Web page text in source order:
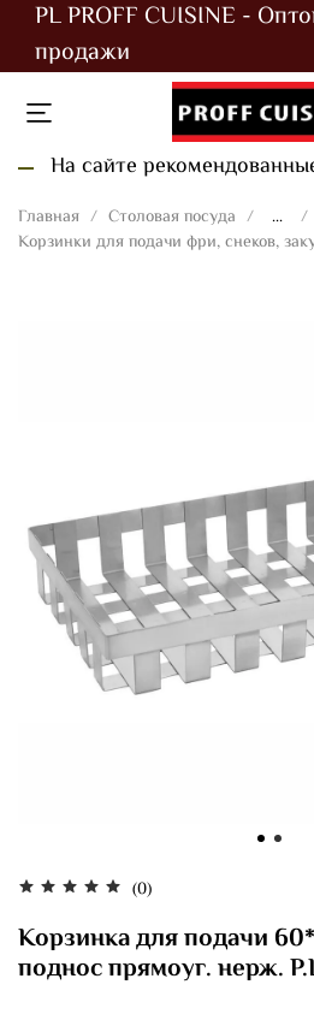
PL PROFF CUISINE -
продажи
На сайте
Главная Столовая посуда
...
Корзинки для подачи фри, снеков,
(0)
Корзинка для подачи
поднос прямоуг. нерж.